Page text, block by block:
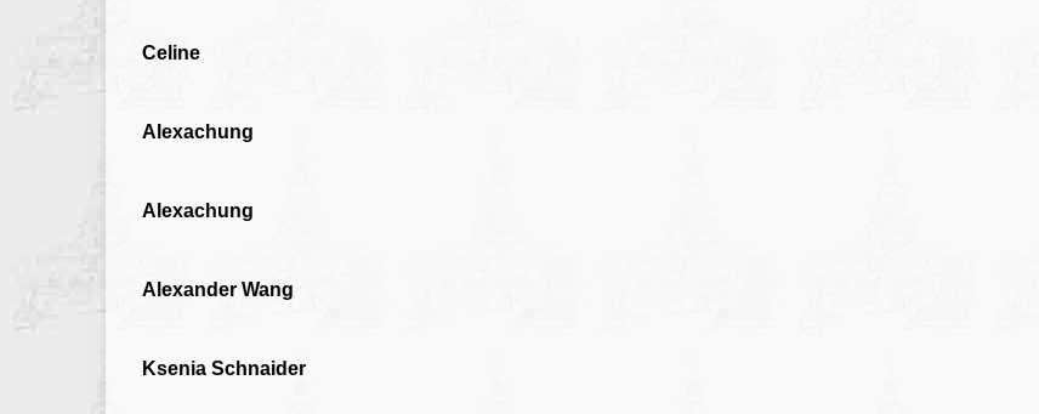
Celine
Alexachung
Alexachung
Alexander Wang
Ksenia Schnaider